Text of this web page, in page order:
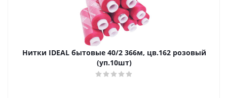
Нитки IDEAL бытовые 40/2 366м, цв.162 розовый
(уп.10шт)